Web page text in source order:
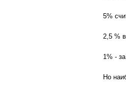
5%
2,5 %
1% -
Но